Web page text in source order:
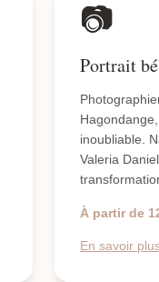
📷
Portrait
inoubliable.
Valeria
À partir de
En savoir